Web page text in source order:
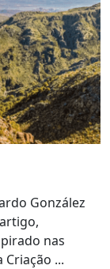
González
nas
...